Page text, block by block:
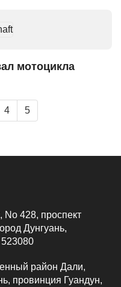
мотоцикла
4 5
428, проспект
Дунгуань,
523080
район Дали,
провинция Гуандун,